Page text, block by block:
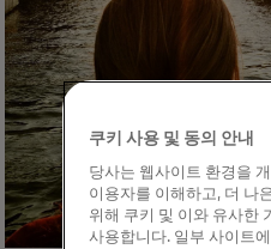
쿠키 사용 및 동의 안내
당사는 웹사이트 환경을
이용자를 이해하고, 더 나
위해 쿠키 및 이와 유사한
사용합니다. 일부 사이트